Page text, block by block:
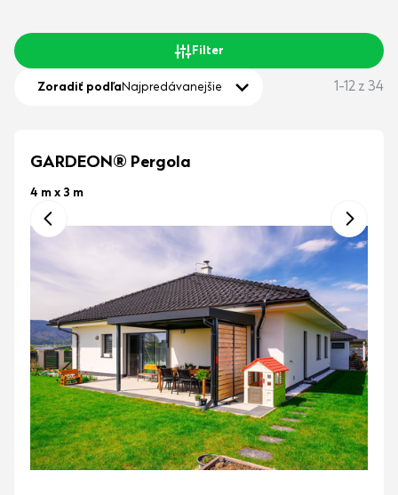
Filter
Zoradiť podľaNajpredávanejšie 1-12 z 34
GARDEON® Pergola
4 m x 3 m